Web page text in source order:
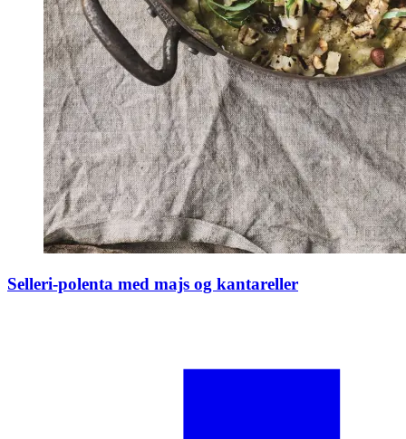
Selleri-polenta med majs og kantareller